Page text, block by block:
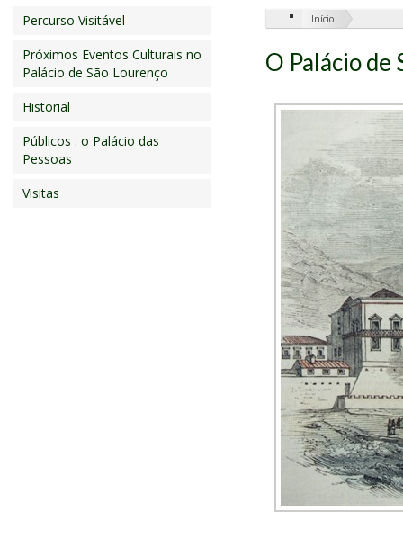
Início
O Palácio de
Percurso Visitável
Próximos Eventos Culturais no
Palácio de São Lourenço
Historial
Públicos : o Palácio das
Pessoas
Visitas